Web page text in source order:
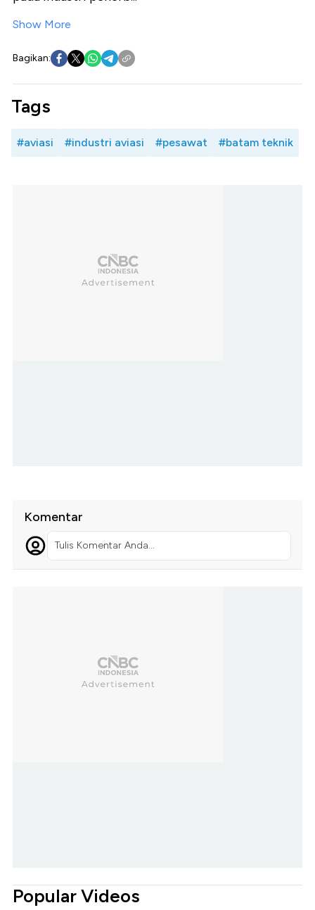
Show More
Bagikan:
Tags
#aviasi #industri aviasi #pesawat #batam teknik
Komentar
Tulis Komentar Anda...
Popular Videos